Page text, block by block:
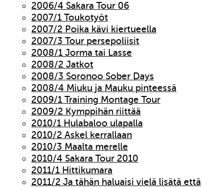
2006/4 Sakara Tour 06
2007/1 Toukotyöt
2007/2 Poika kävi kiertueella
2007/3 Tour persepoliisit
2008/1 Jorma tai Lasse
2008/2 Jatkot
2008/3 Soronoo Sober Days
2008/4 Miuku ja Mauku pinteessä
2009/1 Training Montage Tour
2009/2 Kymppihän riittää
2010/1 Hulabaloo ulapalla
2010/2 Askel kerrallaan
2010/3 Maalta merelle
2010/4 Sakara Tour 2010
2011/1 Hittikumara
2011/2 Ja tähän haluaisi vielä lisätä että